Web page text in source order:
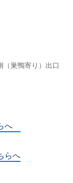
巣鴨寄り）出口
へ
らへ